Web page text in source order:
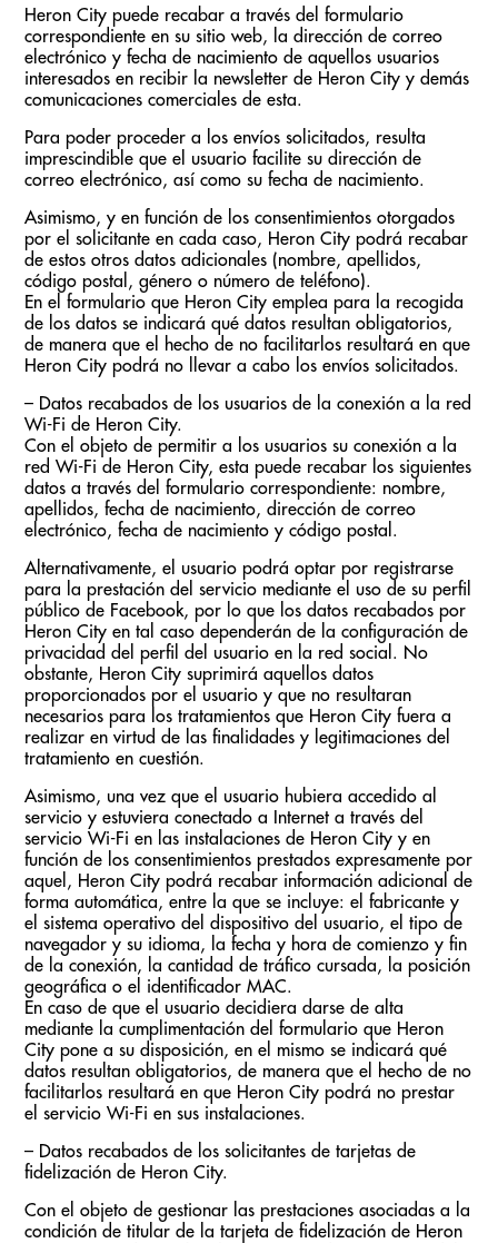
Heron City puede recabar a través del formulario
correspondiente en su sitio web, la dirección de correo
electrónico y fecha de nacimiento de aquellos usuarios
interesados en recibir la newsletter de Heron City y demás
comunicaciones comerciales de esta.
Para poder proceder a los envíos solicitados, resulta
imprescindible que el usuario facilite su dirección de
correo electrónico, así como su fecha de nacimiento.
Asimismo, y en función de los consentimientos otorgados
por el solicitante en cada caso, Heron City podrá recabar
de estos otros datos adicionales (nombre, apellidos,
código postal, género o número de teléfono).
En el formulario que Heron City emplea para la recogida
de los datos se indicará qué datos resultan obligatorios,
de manera que el hecho de no facilitarlos resultará en que
Heron City podrá no llevar a cabo los envíos solicitados.
– Datos recabados de los usuarios de la conexión a la red
Wi-Fi de Heron City.
Con el objeto de permitir a los usuarios su conexión a la
red Wi-Fi de Heron City, esta puede recabar los siguientes
datos a través del formulario correspondiente: nombre,
apellidos, fecha de nacimiento, dirección de correo
electrónico, fecha de nacimiento y código postal.
Alternativamente, el usuario podrá optar por registrarse
para la prestación del servicio mediante el uso de su perfil
público de Facebook, por lo que los datos recabados por
Heron City en tal caso dependerán de la configuración de
privacidad del perfil del usuario en la red social. No
obstante, Heron City suprimirá aquellos datos
proporcionados por el usuario y que no resultaran
necesarios para los tratamientos que Heron City fuera a
realizar en virtud de las finalidades y legitimaciones del
tratamiento en cuestión.
Asimismo, una vez que el usuario hubiera accedido al
servicio y estuviera conectado a Internet a través del
servicio Wi-Fi en las instalaciones de Heron City y en
función de los consentimientos prestados expresamente por
aquel, Heron City podrá recabar información adicional de
forma automática, entre la que se incluye: el fabricante y
el sistema operativo del dispositivo del usuario, el tipo de
navegador y su idioma, la fecha y hora de comienzo y fin
de la conexión, la cantidad de tráfico cursada, la posición
geográfica o el identificador MAC.
En caso de que el usuario decidiera darse de alta
mediante la cumplimentación del formulario que Heron
City pone a su disposición, en el mismo se indicará qué
datos resultan obligatorios, de manera que el hecho de no
facilitarlos resultará en que Heron City podrá no prestar
el servicio Wi-Fi en sus instalaciones.
– Datos recabados de los solicitantes de tarjetas de
fidelización de Heron City.
Con el objeto de gestionar las prestaciones asociadas a la
condición de titular de la tarjeta de fidelización de Heron